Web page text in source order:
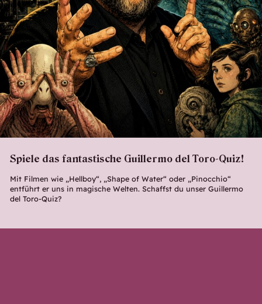
Spiele das fantastische Guillermo del Toro-Quiz!
Mit Filmen wie „Hellboy“, „Shape of Water“ oder „Pinocchio“
entführt er uns in magische Welten. Schaffst du unser Guillermo
del Toro-Quiz?